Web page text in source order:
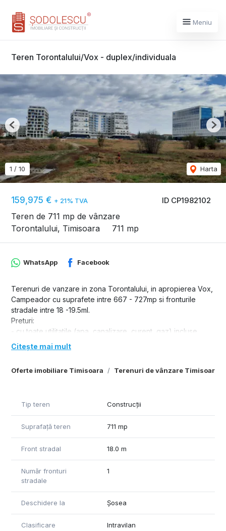
Meniu
Teren Torontalului/Vox - duplex/individuala
ID CP1982102
159,975 € + 21% TVA
Teren de 711 mp de vânzare
Torontalului, Timisoara
711 mp
1 / 10 Harta
Previous
Oferte imobiliare Timisoara Terenuri de vânzare Timisoara
WhatsApp Facebook
Terenuri de vanzare in zona Torontalului, in apropierea Vox,
Campeador cu suprafete intre 667 - 727mp si fronturile
stradale intre 18 -19.5ml.
Preturi:
- cu toate utilitatile (apa, canalizare, curent, gaz) incluse
pretul este de 225euro+19%tva/mp.
Citește mai mult
Tip teren Construcții
Suprafață teren 711 mp
Front stradal 18.0 m
Număr fronturi
stradale
1
Deschidere la Șosea
Clasificare Intravilan